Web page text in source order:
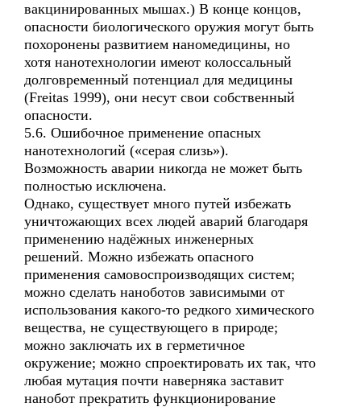
вакцинированных мышах.) В конце концов,
опасности биологического оружия могут быть
похоронены развитием наномедицины, но
хотя нанотехнологии имеют колоссальный
долговременный потенциал для медицины
(Freitas 1999), они несут свои собственный
опасности.
5.6. Ошибочное применение опасных
нанотехнологий («серая слизь»).
Возможность аварии никогда не может быть
полностью исключена.
Однако, существует много путей избежать
уничтожающих всех людей аварий благодаря
применению надёжных инженерных
решений. Можно избежать опасного
применения самовоспроизводящих систем;
можно сделать наноботов зависимыми от
использования какого-то редкого химического
вещества, не существующего в природе;
можно заключать их в герметичное
окружение; можно спроектировать их так, что
любая мутация почти наверняка заставит
нанобот прекратить функционирование